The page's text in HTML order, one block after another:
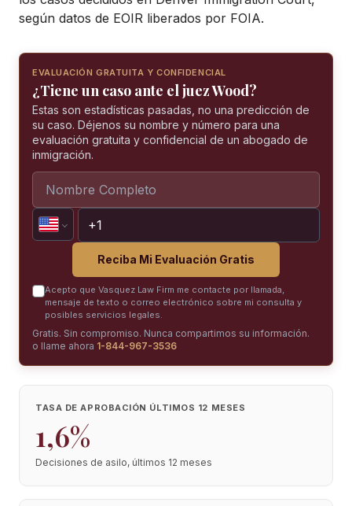
según datos de EOIR liberados por FOIA.
EVALUACIÓN GRATUITA Y CONFIDENCIAL
¿Tiene un caso ante el juez Wood?
Estas son estadísticas pasadas, no una predicción de
su caso. Déjenos su nombre y número para una
evaluación gratuita y confidencial de un abogado de
inmigración.
Reciba Mi Evaluación Gratis
Acepto que Vasquez Law Firm me contacte por llamada,
mensaje de texto o correo electrónico sobre mi consulta y
posibles servicios legales.
Gratis. Sin compromiso. Nunca compartimos su información.
o llame ahora 1-844-967-3536
TASA DE APROBACIÓN ÚLTIMOS 12 MESES
1,6%
Decisiones de asilo, últimos 12 meses